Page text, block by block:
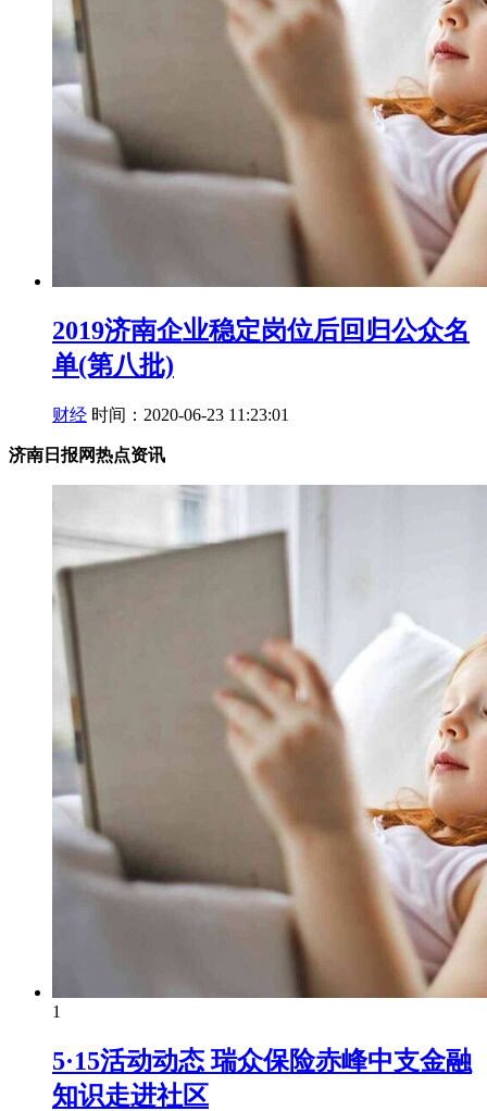
2019济南企业稳定岗位后回归公众名
单(第八批)
财经 时间：2020-06-23 11:23:01
济南日报网热点资讯
1
5·15活动动态 瑞众保险赤峰中支金融
知识走进社区